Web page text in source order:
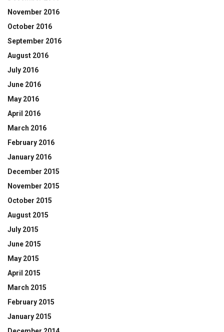
November 2016
October 2016
September 2016
August 2016
July 2016
June 2016
May 2016
April 2016
March 2016
February 2016
January 2016
December 2015
November 2015
October 2015
August 2015
July 2015
June 2015
May 2015
April 2015
March 2015
February 2015
January 2015